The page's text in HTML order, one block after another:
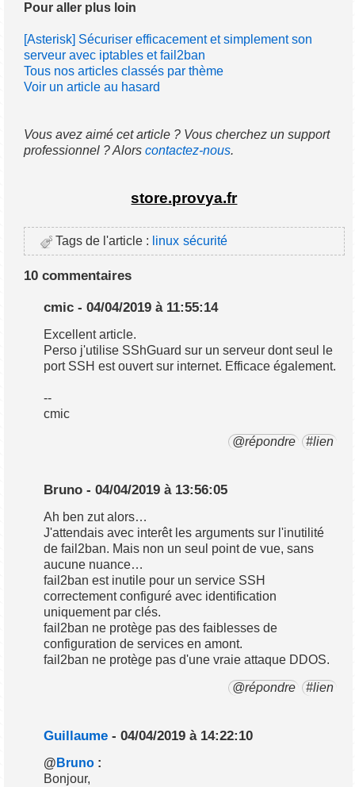
Pour aller plus loin
[Asterisk] Sécuriser efficacement et simplement son
serveur avec iptables et fail2ban
Tous nos articles classés par thème
Voir un article au hasard
Vous avez aimé cet article ? Vous cherchez un support
professionnel ? Alorscontactez-nous.
store.provya.fr
Tags de l'article : linux sécurité
10 commentaires
cmic - 04/04/2019 à 11:55:14
Excellent article.
Perso j'utilise SShGuard sur un serveur dont seul le
port SSH est ouvert sur internet. Efficace également.
--
cmic
@répondre #lien
Bruno - 04/04/2019 à 13:56:05
Ah ben zut alors…
J'attendais avec interêt les arguments sur l'inutilité
de fail2ban. Mais non un seul point de vue, sans
aucune nuance…
fail2ban est inutile pour un service SSH
correctement configuré avec identification
uniquement par clés.
fail2ban ne protège pas des faiblesses de
configuration de services en amont.
fail2ban ne protège pas d'une vraie attaque DDOS.
@répondre #lien
Guillaume - 04/04/2019 à 14:22:10
@ Bruno :
Bonjour,